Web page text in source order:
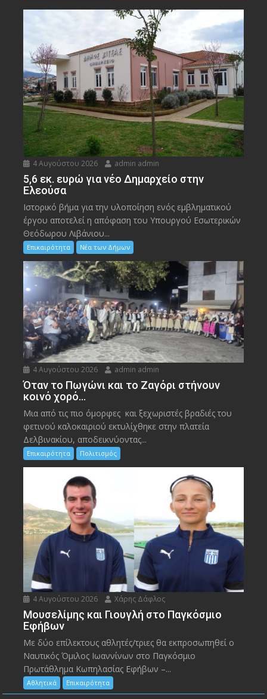
4 Αυγούστου 2026 admin admin
5,6 εκ. ευρώ για νέο Δημαρχείο στην
Ελεούσα
Ιστορικό βήμα για την υλοποίηση ενός εμβληματικού
έργου αποτελεί η απόφαση του Υπουργού Εσωτερικών
Θεόδωρου Λιβάνιου...
Επικαιρότητα Νέα των Δήμων
4 Αυγούστου 2026 admin admin
Όταν το Πωγώνι και το Ζαγόρι στήνουν
κοινό χορό…
Μια από τις πιο όμορφες και ξεχωριστές βραδιές του
φετινού καλοκαιριού εκτυλίχθηκε στην πλατεία
Δελβινακίου, αποδεικνύοντας...
Επικαιρότητα Πολιτισμός
4 Αυγούστου 2026 Χάρης Δάφλος
Μουσελίμης και Γιουγλή στο Παγκόσμιο
Εφήβων
Mε δύο επίλεκτους αθλητές/τριες θα εκπροσωπηθεί ο
Ναυτικός Όμιλος Ιωαννίνων στο Παγκόσμιο
Πρωτάθλημα Κωπηλασίας Εφήβων –...
Αθλητικά Επικαιρότητα